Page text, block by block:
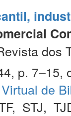
dos
p. 7–15,
de
, STJ,